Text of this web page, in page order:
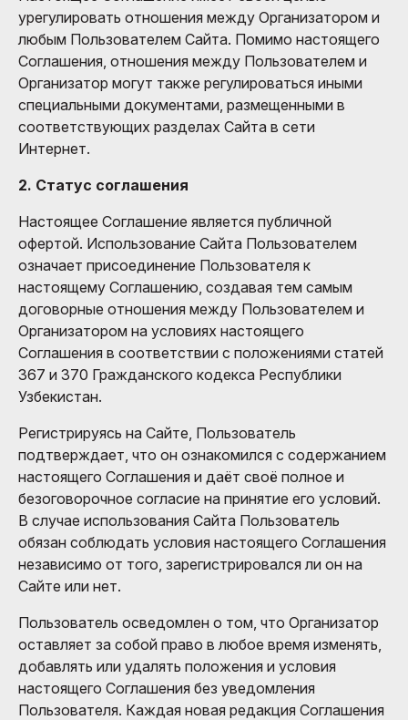
урегулировать отношения между Организатором и
любым Пользователем Сайта. Помимо настоящего
Соглашения, отношения между Пользователем и
Организатор могут также регулироваться иными
специальными документами, размещенными в
соответствующих разделах Сайта в сети
Интернет.
2. Статус соглашения
Настоящее Соглашение является публичной
офертой. Использование Сайта Пользователем
означает присоединение Пользователя к
настоящему Соглашению, создавая тем самым
договорные отношения между Пользователем и
Организатором на условиях настоящего
Соглашения в соответствии с положениями статей
367 и 370 Гражданского кодекса Республики
Узбекистан.
Регистрируясь на Сайте, Пользователь
подтверждает, что он ознакомился с содержанием
настоящего Соглашения и даёт своё полное и
безоговорочное согласие на принятие его условий.
В случае использования Сайта Пользователь
обязан соблюдать условия настоящего Соглашения
независимо от того, зарегистрировался ли он на
Сайте или нет.
Пользователь осведомлен о том, что Организатор
оставляет за собой право в любое время изменять,
добавлять или удалять положения и условия
настоящего Соглашения без уведомления
Пользователя. Каждая новая редакция Соглашения